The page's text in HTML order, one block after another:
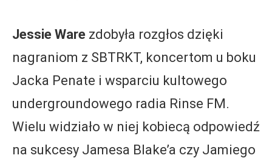
Jessie Ware zdobyła rozgłos dzięki
nagraniom z SBTRKT, koncertom u boku
Jacka Penate i wsparciu kultowego
undergroundowego radia Rinse FM.
Wielu widziało w niej kobiecą odpowiedź
na sukcesy Jamesa Blake’a czy Jamiego